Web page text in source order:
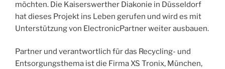
möchten. Die Kaiserswerther Diakonie in Düsseldorf
hat dieses Projekt ins Leben gerufen und wird es mit
Unterstützung von ElectronicPartner weiter ausbauen.
Partner und verantwortlich für das Recycling- und
Entsorgungsthema ist die Firma XS Tronix, München,